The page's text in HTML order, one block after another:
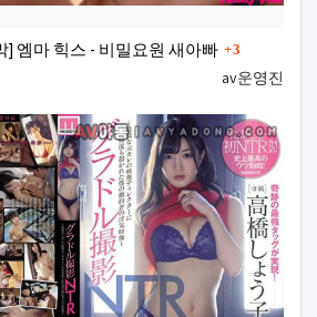
엠마 힉스 - 비밀요원 새아빠 댓글
3
등록자
av운영진